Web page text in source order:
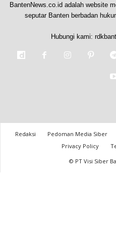
BantenNews.co.id adalah website
seputar Banten berbadan
Hubungi kami:
Redaksi Pedoman Media Siber
Privacy Policy
© PT Visi Siber